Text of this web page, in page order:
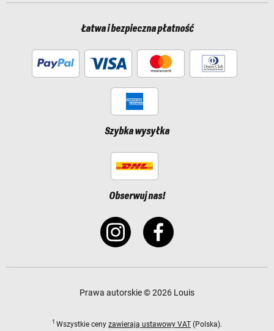
Łatwa i bezpieczna płatność
Szybka wysyłka
Obserwuj nas!
Prawa autorskie © 2026 Louis
1 Wszystkie ceny zawierają ustawowy VAT (Polska).